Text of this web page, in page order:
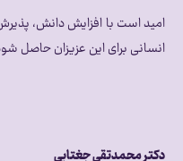
امید است با افزایش دانش،
انسانی برای این عزیزان حاصل
دکتر محمدتقی جغتایی